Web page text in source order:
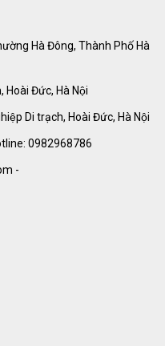
Hà Đông, Thành Phố Hà
Hoài Đức, Hà Nội
Di trạch, Hoài Đức, Hà Nội
0982968786
-